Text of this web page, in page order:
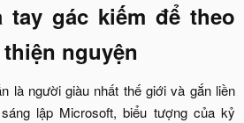
tay gác kiếm để theo
nguyện​
là người giàu nhất thế giới và gắn liền
lập Microsoft, biểu tượng của kỷ